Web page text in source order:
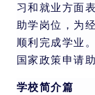
习和就业方面
助学岗位，为
顺利完成学业
国家政策申请
学校简介篇